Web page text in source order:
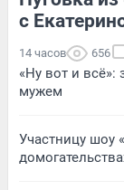
с
14 часов 656
«Ну вот и
мужем
Участницу шоу